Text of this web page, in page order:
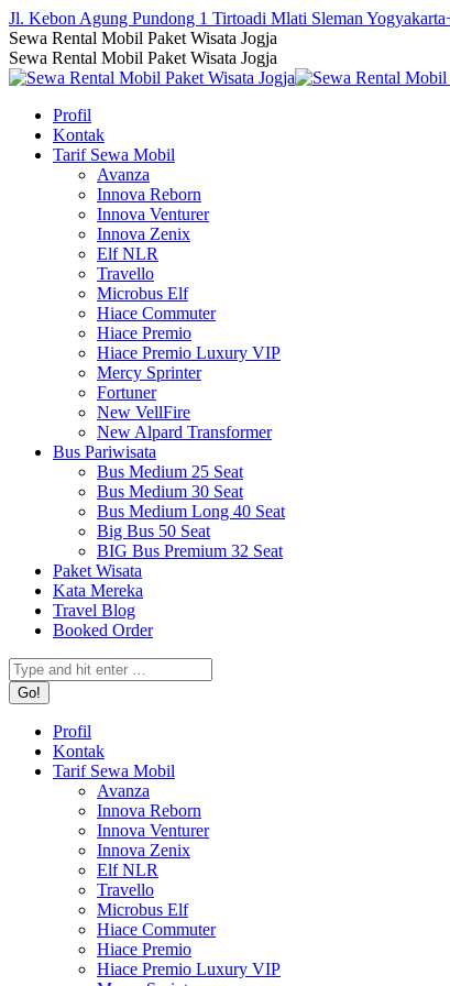
Skip
to
content
Jl. Kebon Agung Pundong 1 Tirtoadi Mlati Sleman Yogyakarta
Facebook
page
opens
new
window
Twitter
page
opens
new
window
Instagram
page
opens
new
window
YouTube
page
opens
new
window
Sewa Rental Mobil Paket Wisata Jogja
Sewa Rental Mobil Paket Wisata Jogja
Profil
Kontak
Tarif Sewa Mobil
Avanza
Innova Reborn
Innova Venturer
Innova Zenix
Elf NLR
Travello
Microbus Elf
Hiace Commuter
Hiace Premio
Hiace Premio Luxury VIP
Mercy Sprinter
Fortuner
New VellFire
New Alpard Transformer
Bus Pariwisata
Bus Medium 25 Seat
Bus Medium 30 Seat
Bus Medium Long 40 Seat
Big Bus 50 Seat
BIG Bus Premium 32 Seat
Paket Wisata
Kata Mereka
Travel Blog
Booked Order
Search:
Profil
Kontak
Tarif Sewa Mobil
Avanza
Innova Reborn
Innova Venturer
Innova Zenix
Elf NLR
Travello
Microbus Elf
Hiace Commuter
Hiace Premio
Hiace Premio Luxury VIP